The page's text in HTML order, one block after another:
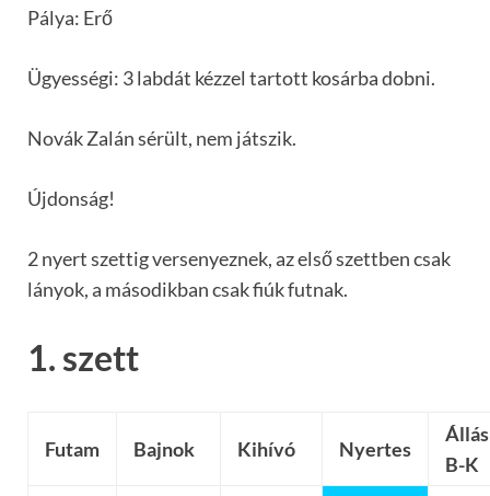
Pálya: Erő
Ügyességi: 3 labdát kézzel tartott kosárba dobni.
Novák Zalán sérült, nem játszik.
Újdonság!
2 nyert szettig versenyeznek, az első szettben csak
lányok, a másodikban csak fiúk futnak.
1. szett
Futam Bajnok Kihívó Nyertes
Állás
B-K